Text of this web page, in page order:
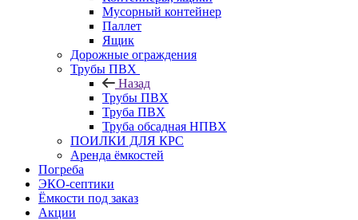
Мусорный контейнер
Паллет
Ящик
Дорожные ограждения
Трубы ПВХ
Назад
Трубы ПВХ
Труба ПВХ
Труба обсадная НПВХ
ПОИЛКИ ДЛЯ КРС
Аренда ёмкостей
Погреба
ЭКО-септики
Ёмкости под заказ
Акции